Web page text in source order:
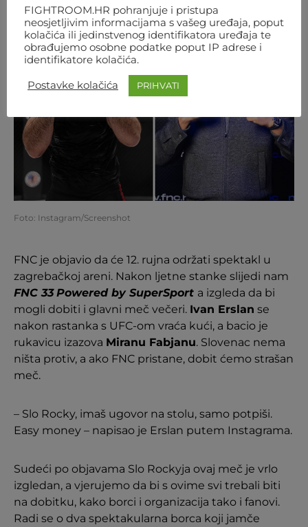
Foto: Instagram/Screenshot
FNC je objavio da će 12. rujna održati spektakl u
zagrebačkoj areni. Nakon ljetne stanke slijedi nam
FNC 33 Powered by SuperSport a izgleda da bi
mogli dobiti i glavni meč večeri. Ivan Erslan se
nakon rastanka s UFC-om vraća kući, a bacio je
rukavicu izazova Miranu Fabjanu. Slovenac nema
ništa protiv, a ako FNC pristane, dobit ćemo strašan
meč.
– Slo Rocky, imaš ugovor na stolu, samo potpiši.
Easy money – napisao je Erslan putem Instagrama.
Sudeći po objavama Slo Rockyja ovaj meč je vrlo
izgledan, a vjerujemo da bi s ovime svi trebali biti
na dobitku, kako borci i organizacija tako i fanovi.
Radi se o dva spektakularna borca koji jamče
FIGHTROOM.HR pohranjuje i pristupa
neosjetljivim informacijama s vašeg uređaja, poput
kolačića ili jedinstvenog identifikatora uređaja te
obrađujemo osobne podatke poput IP adrese i
identifikatore kolačića.
Postavke kolačića PRIHVATI